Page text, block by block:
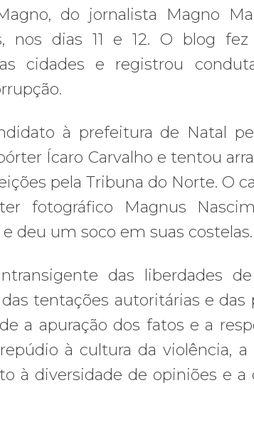
do jornalista Magno
nos dias 11 e 12. O blog
cidades e registrou
à prefeitura de Natal
Ícaro Carvalho e tentou
pela Tribuna do Norte. O
fotográfico Magnus
deu um soco em suas costelas.
das liberdades
tentações autoritárias e das
a apuração dos fatos e a
à cultura da violência,
à diversidade de opiniões e a